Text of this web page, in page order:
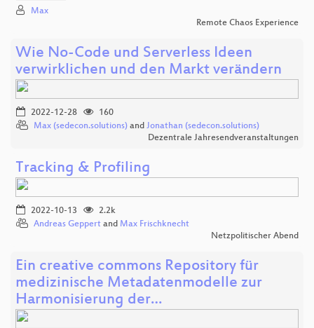
Max
Remote Chaos Experience
Wie No-Code und Serverless Ideen
verwirklichen und den Markt verändern
2022-12-28
160
Max (sedecon.solutions) and Jonathan (sedecon.solutions)
Dezentrale Jahresendveranstaltungen
Tracking & Profiling
2022-10-13
2.2k
Andreas Geppert and Max Frischknecht
Netzpolitischer Abend
Ein creative commons Repository für
medizinische Metadatenmodelle zur
Harmonisierung der…